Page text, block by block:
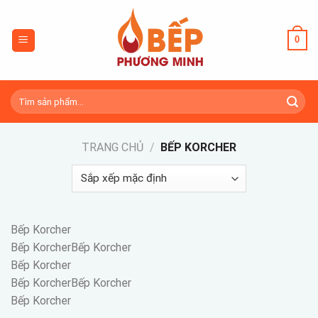
content
0
Tìm
kiếm:
TRANG CHỦ / BẾP KORCHER
Bếp Korcher
Bếp KorcherBếp Korcher
Bếp Korcher
Bếp KorcherBếp Korcher
Bếp Korcher